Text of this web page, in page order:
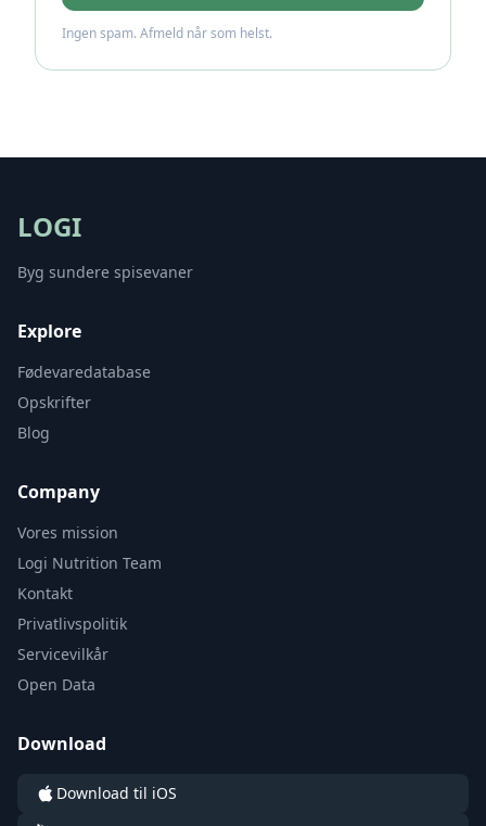
Ingen spam. Afmeld når som helst.
LOGI
Byg sundere spisevaner
Explore
Fødevaredatabase
Opskrifter
Blog
Company
Vores mission
Logi Nutrition Team
Kontakt
Privatlivspolitik
Servicevilkår
Open Data
Download
Download til iOS